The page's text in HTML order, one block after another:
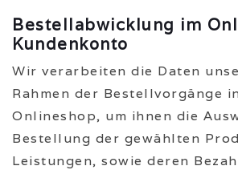
Bestellabwicklung im
Kundenkonto
Wir verarbeiten die Daten
Rahmen der Bestellvorgänge
Onlineshop, um ihnen die
Bestellung der gewählten
Leistungen, sowie deren